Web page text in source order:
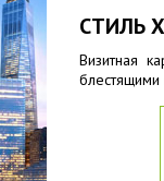
СТИЛЬ
Визитная
блестящими